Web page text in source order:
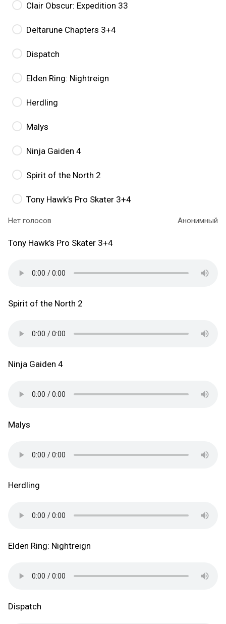
Clair Obscur: Expedition 33
Deltarune Chapters 3+4
Dispatch
Elden Ring: Nightreign
Herdling
Malys
Ninja Gaiden 4
Spirit of the North 2
Tony Hawk’s Pro Skater 3+4
Нет голосов Анонимный
Tony Hawk’s Pro Skater 3+4
Spirit of the North 2
Ninja Gaiden 4
Malys
Herdling
Elden Ring: Nightreign
Dispatch